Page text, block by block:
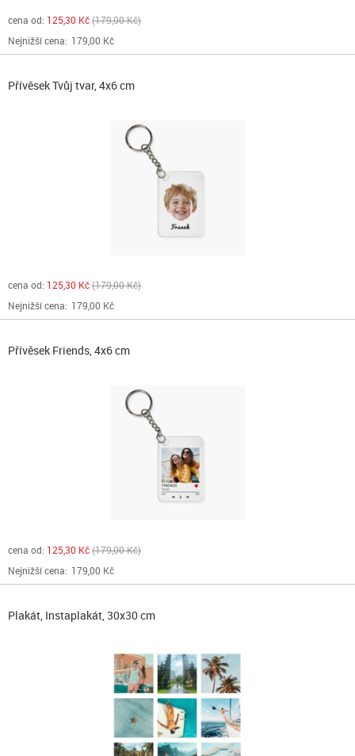
cena od: 125,30 Kč 179,00 Kč
Nejnižší cena: 179,00 Kč
Přívěsek Tvůj tvar, 4x6 cm
cena od: 125,30 Kč 179,00 Kč
Nejnižší cena: 179,00 Kč
Přívěsek Friends, 4x6 cm
cena od: 125,30 Kč 179,00 Kč
Nejnižší cena: 179,00 Kč
Plakát, Instaplakát, 30x30 cm